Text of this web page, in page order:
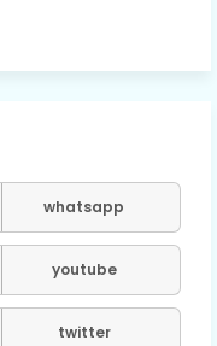
whatsapp
youtube
twitter